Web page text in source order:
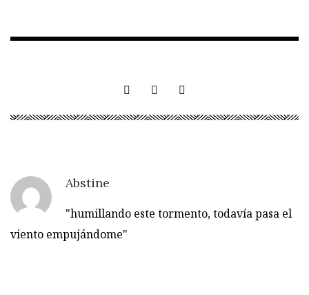
Abstine
"humillando este tormento, todavía pasa el
viento empujándome"